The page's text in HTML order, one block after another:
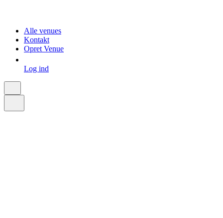
Alle venues
Kontakt
Opret Venue
Log ind